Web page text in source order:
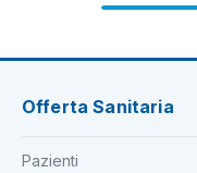
Offerta Sanitaria
Pazienti